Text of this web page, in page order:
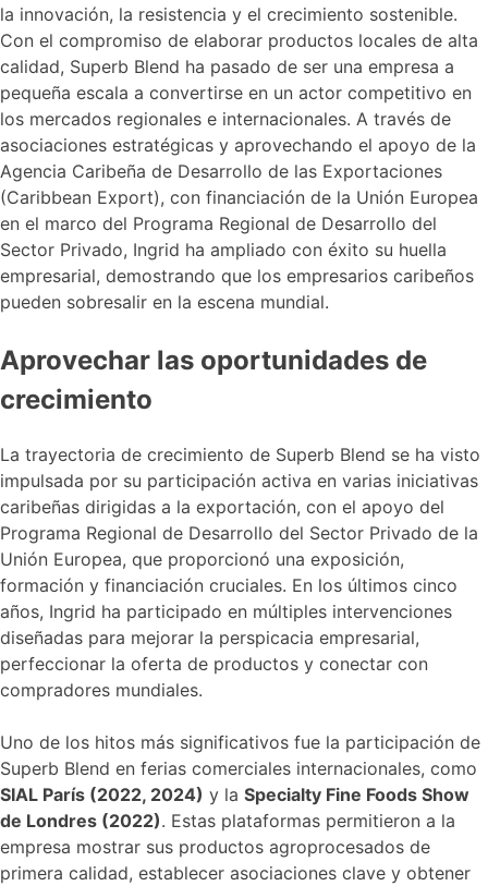
la innovación, la resistencia y el crecimiento sostenible.
Con el compromiso de elaborar productos locales de alta
calidad, Superb Blend ha pasado de ser una empresa a
pequeña escala a convertirse en un actor competitivo en
los mercados regionales e internacionales. A través de
asociaciones estratégicas y aprovechando el apoyo de la
Agencia Caribeña de Desarrollo de las Exportaciones
(Caribbean Export), con financiación de la Unión Europea
en el marco del Programa Regional de Desarrollo del
Sector Privado, Ingrid ha ampliado con éxito su huella
empresarial, demostrando que los empresarios caribeños
pueden sobresalir en la escena mundial.
Aprovechar las oportunidades de
crecimiento
La trayectoria de crecimiento de Superb Blend se ha visto
impulsada por su participación activa en varias iniciativas
caribeñas dirigidas a la exportación, con el apoyo del
Programa Regional de Desarrollo del Sector Privado de la
Unión Europea, que proporcionó una exposición,
formación y financiación cruciales. En los últimos cinco
años, Ingrid ha participado en múltiples intervenciones
diseñadas para mejorar la perspicacia empresarial,
perfeccionar la oferta de productos y conectar con
compradores mundiales.
Uno de los hitos más significativos fue la participación de
Superb Blend en ferias comerciales internacionales, como
SIAL París (2022, 2024) y la Specialty Fine Foods Show
de Londres (2022). Estas plataformas permitieron a la
empresa mostrar sus productos agroprocesados de
primera calidad, establecer asociaciones clave y obtener